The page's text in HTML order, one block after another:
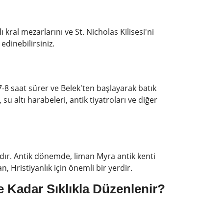
mezarlarını ve St. Nicholas Kilisesi'ni
edinebilirsiniz.
saat sürer ve Belek'ten başlayarak batık
su altı harabeleri, antik tiyatroları ve diğer
Antik dönemde, liman Myra antik kenti
Hristiyanlık için önemli bir yerdir.
Sıklıkla Düzenlenir?